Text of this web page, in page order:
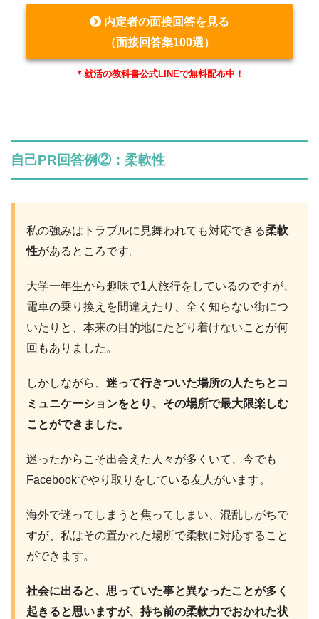
内定者の面接回答を見る
（面接回答集100選）
＊就活の教科書公式LINEで無料配布中！
自己PR回答例②：柔軟性
私の強みはトラブルに見舞われても対応できる柔軟
性があるところです。
大学一年生から趣味で1人旅行をしているのですが、
電車の乗り換えを間違えたり、全く知らない街につ
いたりと、本来の目的地にたどり着けないことが何
回もありました。
しかしながら、 迷って行きついた場所の人たちとコ
ミュニケーションをとり、その場所で最大限楽しむ
ことができました。
迷ったからこそ出会えた人々が多くいて、今でも
Facebookでやり取りをしている友人がいます。
海外で迷ってしまうと焦ってしまい、混乱しがちで
すが、私はその置かれた場所で柔軟に対応すること
ができます。
社会に出ると、思っていた事と異なったことが多く
起きると思いますが、持ち前の柔軟力でおかれた状